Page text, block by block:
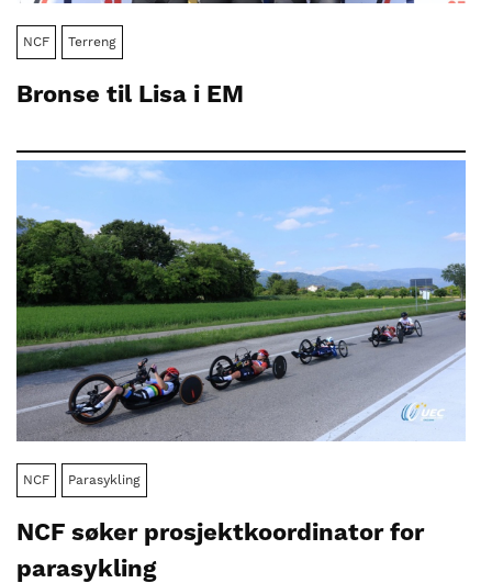
NCF Terreng
Bronse til Lisa i EM
NCF Parasykling
NCF søker prosjektkoordinator for
parasykling